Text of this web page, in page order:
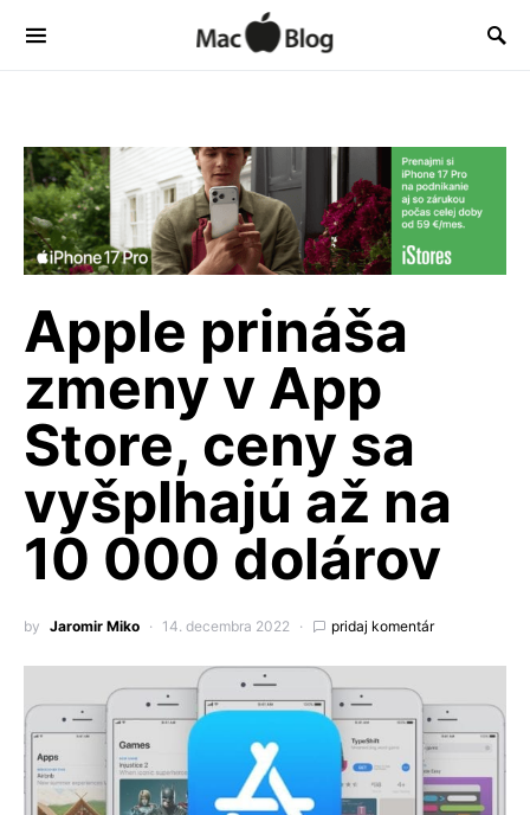
Apple prináša
zmeny v App
Store, ceny sa
vyšplhajú až na
10 000 dolárov
by Jaromir Miko 14. decembra 2022 pridaj komentár